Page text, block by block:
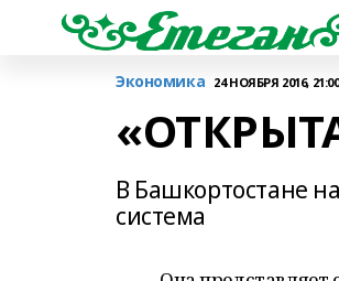
Экономика 24 НОЯБРЯ 2016, 21:00
В Башкортостане
система